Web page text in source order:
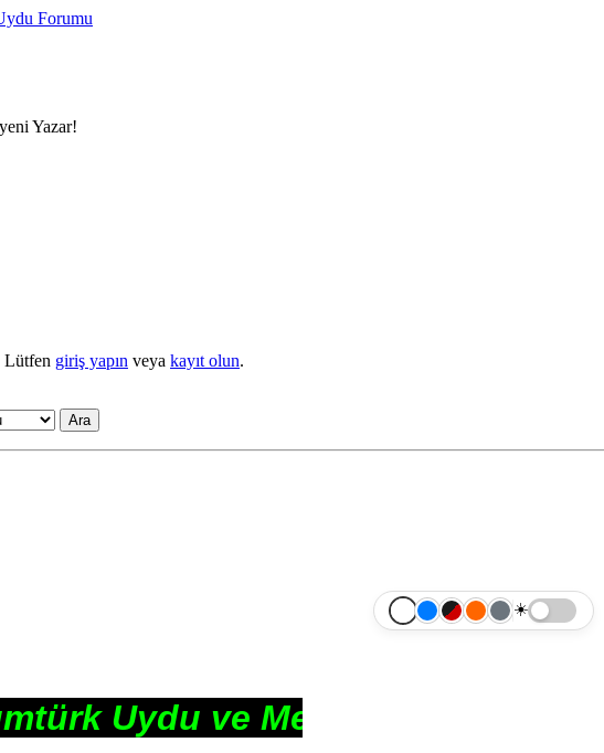
Yazar!
Lütfen giriş yapın veya kayıt olun.
☀️
Uydu ve Medya Portalı ve Forumu